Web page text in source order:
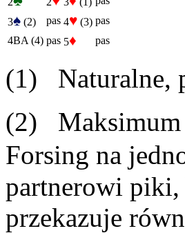
3♠ (2) pas 4♥ (3) pas
4BA (4) pas 5♦ pas
(1) Naturalne,
(2) Maksimum
Forsing na
partnerowi piki,
przekazuje